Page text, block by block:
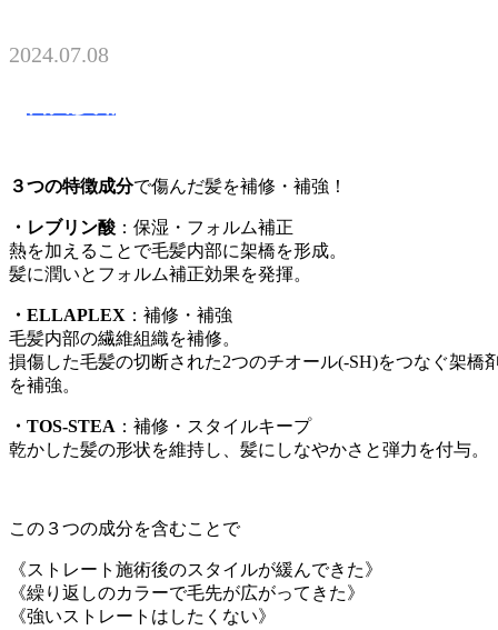
2024.07.08
３つの特徴成分で傷んだ髪を補修・補強！
・レブリン酸 ：保湿・フォルム補正
熱を加えることで毛髪内部に架橋を形成。
髪に潤いとフォルム補正効果を発揮。
・ELLAPLEX ：補修・補強
毛髪内部の繊維組織を補修。
損傷した毛髪の切断された2つのチオール(-SH)をつなぐ架橋
を補強。
・TOS-STEA ：補修・スタイルキープ
乾かした髪の形状を維持し、髪にしなやかさと弾力を付与。
この３つの成分を含むことで
《ストレート施術後のスタイルが緩んできた》
《繰り返しのカラーで毛先が広がってきた》
《強いストレートはしたくない》